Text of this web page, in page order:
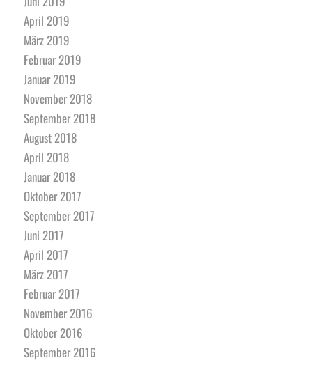
April 2019
März 2019
Februar 2019
Januar 2019
November 2018
September 2018
August 2018
April 2018
Januar 2018
Oktober 2017
September 2017
Juni 2017
April 2017
März 2017
Februar 2017
November 2016
Oktober 2016
September 2016